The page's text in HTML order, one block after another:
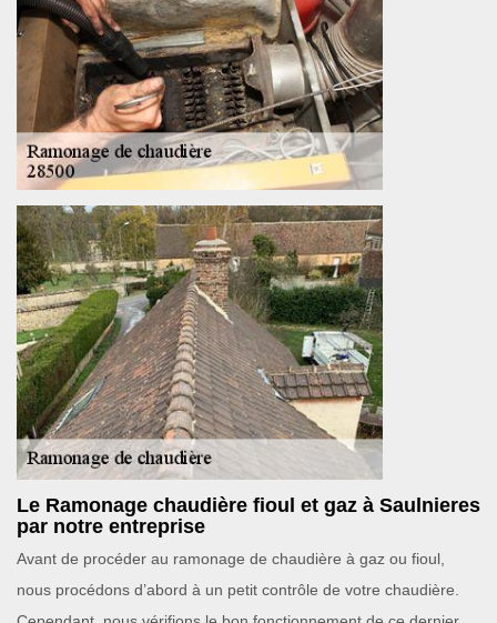
Le Ramonage chaudière fioul et gaz à Saulnieres
par notre entreprise
Avant de procéder au ramonage de chaudière à gaz ou fioul,
nous procédons d’abord à un petit contrôle de votre chaudière.